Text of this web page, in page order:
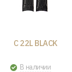
C 22L BLACK
В наличии